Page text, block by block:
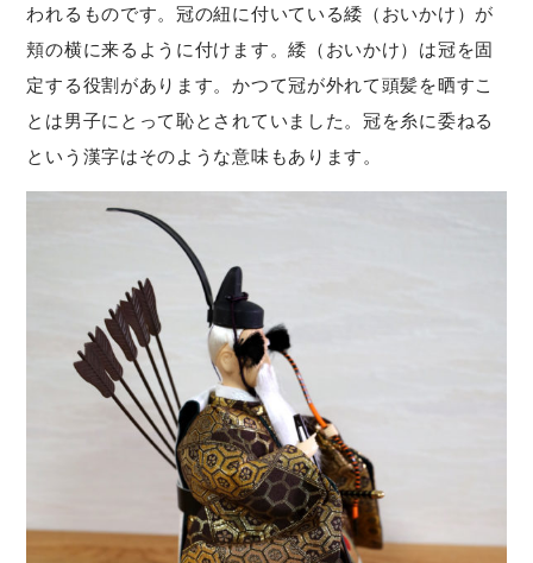
われるものです。冠の紐に付いている緌（おいかけ）が
頬の横に来るように付けます。緌（おいかけ）は冠を固
定する役割があります。かつて冠が外れて頭髪を晒すこ
とは男子にとって恥とされていました。冠を糸に委ねる
という漢字はそのような意味もあります。